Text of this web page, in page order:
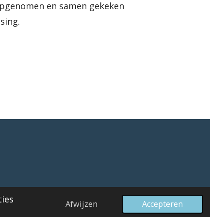
Afwijzen Accepteren
en samen gekeken